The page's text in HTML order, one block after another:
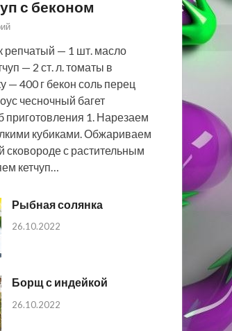
с беконом
репчатый — 1 шт. масло
— 2 ст. л. томаты в
— 400 г бекон соль перец
чесночный багет
приготовления 1. Нарезаем
кубиками. Обжариваем
сковороде с растительным
кетчуп…
Рыбная солянка
26.10.2022
Борщ с индейкой
26.10.2022